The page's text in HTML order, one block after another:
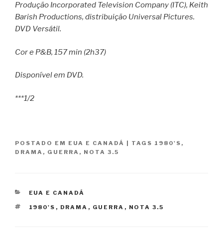
Produção Incorporated Television Company (ITC), Keith
Barish Productions, distribuição Universal Pictures.
DVD Versátil.
Cor e P&B, 157 min (2h37)
Disponível em DVD.
***1/2
POSTADO EM EUA E CANADÁ TAGS 1980'S ,
DRAMA , GUERRA , NOTA 3.5
CATEGORIAS
EUA E CANADÁ
TAGS
1980'S , DRAMA , GUERRA , NOTA 3.5